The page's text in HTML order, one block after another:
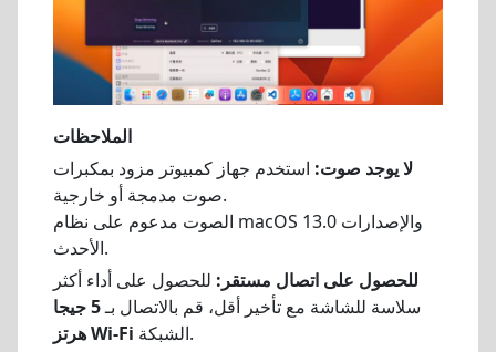
الملاحظات
لا يوجد صوت: استخدم جهاز كمبيوتر مزود بمكبرات
صوت مدمجة أو خارجية.
الصوت مدعوم على نظام macOS 13.0 والإصدارات
الأحدث.
للحصول على اتصال مستقر: للحصول على أداء أكثر
سلاسة للشاشة مع تأخير أقل، قم بالاتصال بـ
5 جيجا
هرتز Wi-Fi
الشبكة.